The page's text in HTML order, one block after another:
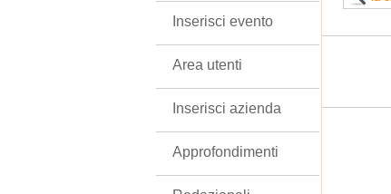
Inserisci evento
Area utenti
Inserisci azienda
Approfondimenti